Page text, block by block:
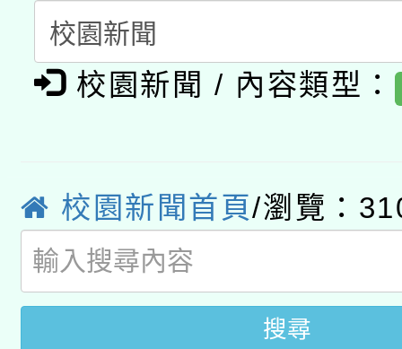
「數位內容與教學軟體
pilot」
有關大陸委員會函釋公
薪期間赴陸應申請許可
轉知經濟部水利署委託
用水績優單位及節水達
動」
桃園市孔廟祈福系列
開 智慧啟航」
2026年桃園地景藝術
校園新聞 / 內容類型：
校園新聞首頁/瀏覽：
搜尋